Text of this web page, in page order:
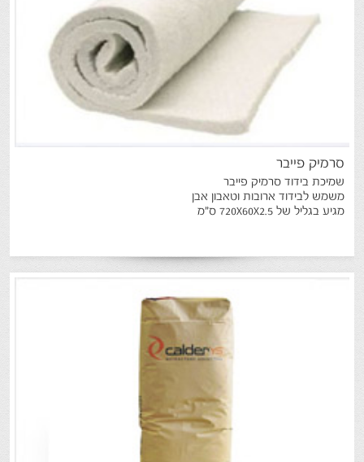
סרמיק פייבר
שמיכת בידוד סרמיק פייבר
משמש לבידוד ארובות וטאבון אבן
מגיע בגליל של 720X60X2.5 ס"מ